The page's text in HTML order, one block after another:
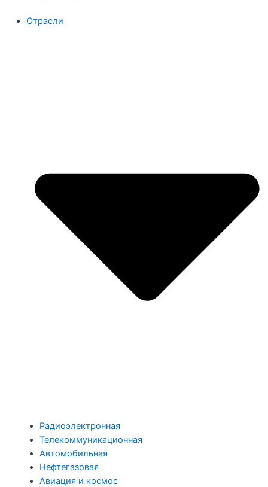
Отрасли
Радиоэлектронная
Телекоммуникационная
Автомобильная
Нефтегазовая
Авиация и космос